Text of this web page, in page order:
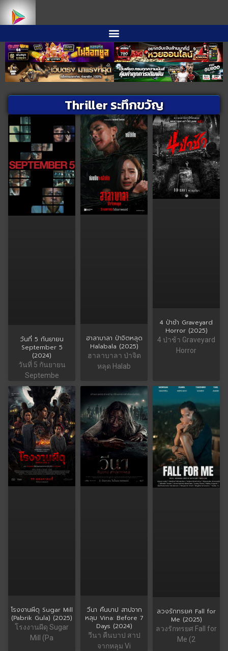
Thriller ระทึกขวัญ
วันที่ 5 กันยายน
September 5
(2024)
วันที่ 5 กันยายน
Septembe
ฮาลาบาลา ป่าจิตหลุด
Halabala (2025)
ฮาลาบาลา ป่าจิต
หลุด Halab
4 ป่าช้า Graveyard
Horror (2025)
4 ป่าช้า Graveyard
Horror
โรงงานผีดุ Sugar Mill
(Pabrik Gula) (2025)
โรงงานผีดุ Sugar
Mill (Pa
วีนา คืนบาป สาปจาก
หลุม Vina: Before 7
Days (2024)
วีนา คืนบาป สาป
จากหลุม Vi
ลวงรักทรยศ Fall for
Me (2025)
ลวงรักทรยศ Fall for
Me (2